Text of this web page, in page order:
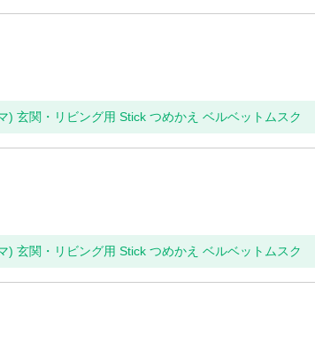
玄関・リビング用 Stick つめかえ ベルベットムスク
玄関・リビング用 Stick つめかえ ベルベットムスク